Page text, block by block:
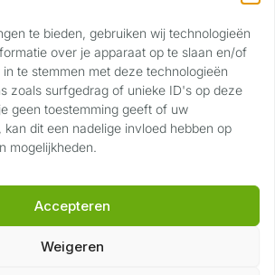
te bieden, gebruiken wij technologieën
over je apparaat op te slaan en/of
te stemmen met deze technologieën
zoals surfgedrag of unieke ID's op deze
geen toestemming geeft of uw
kan dit een nadelige invloed hebben op
mogelijkheden.
Accepteren
Weigeren
Waardering|Privacyverklaring